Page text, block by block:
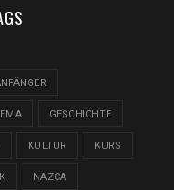
EMA GESCHICHTE
KULTUR KURS
NAZCA